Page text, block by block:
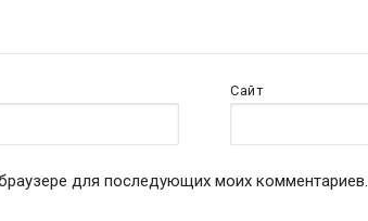
Сайт
для последующих моих комментариев.